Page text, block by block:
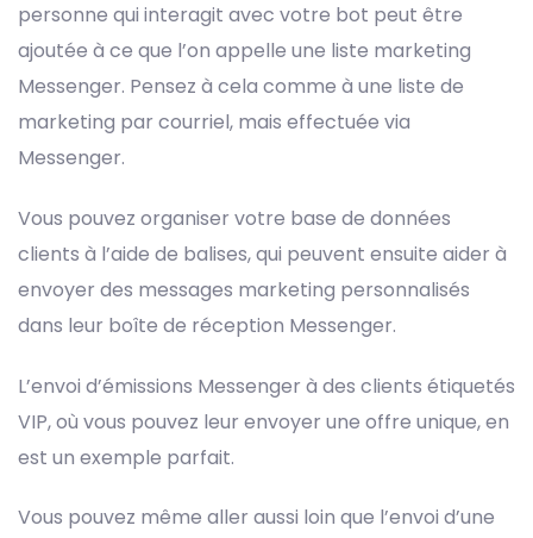
personne qui interagit avec votre bot peut être
ajoutée à ce que l’on appelle une liste marketing
Messenger. Pensez à cela comme à une liste de
marketing par courriel, mais effectuée via
Messenger.
Vous pouvez organiser votre base de données
clients à l’aide de balises, qui peuvent ensuite aider à
envoyer des messages marketing personnalisés
dans leur boîte de réception Messenger.
L’envoi d’émissions Messenger à des clients étiquetés
VIP, où vous pouvez leur envoyer une offre unique, en
est un exemple parfait.
Vous pouvez même aller aussi loin que l’envoi d’une